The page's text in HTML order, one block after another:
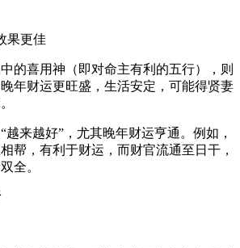
果更佳
的喜用神（即对命主有利的五行），则
年财运更旺盛，生活安定，可能得贤妻
越来越好”，尤其晚年财运亨通。例如，
帮，有利于财运，而财官流通至日干，
全。